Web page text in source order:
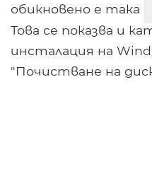
обикновено е така
Това се показва и
инсталация на
"Почистване на